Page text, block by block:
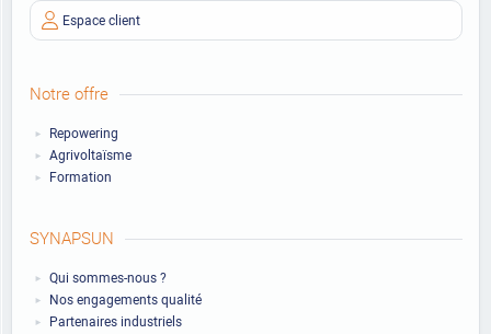
Espace client
Notre offre
Repowering
Agrivoltaïsme
Formation
SYNAPSUN
Qui sommes-nous ?
Nos engagements qualité
Partenaires industriels